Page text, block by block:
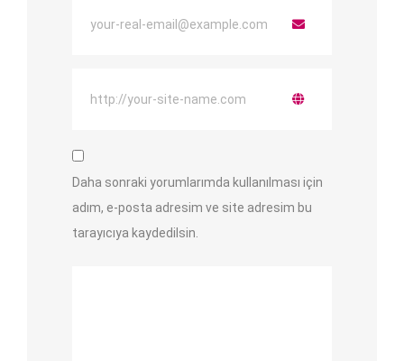
Daha sonraki yorumlarımda kullanılması için
adım, e-posta adresim ve site adresim bu
tarayıcıya kaydedilsin.